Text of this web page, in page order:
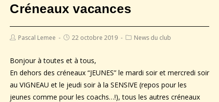
Créneaux vacances
Pascal Lemee 22 octobre 2019 News du club
Bonjour à toutes et à tous,
En dehors des créneaux “JEUNES” le mardi soir et mercredi soir
au VIGNEAU et le jeudi soir à la SENSIVE (repos pour les
jeunes comme pour les coachs…!), tous les autres créneaux